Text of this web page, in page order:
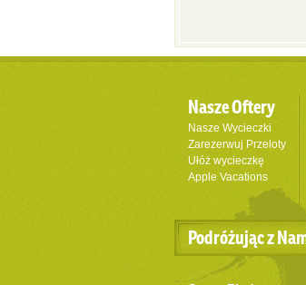
Nasze Oftery
Nasze Wycieczki
Zarezerwuj Przeloty
Ułóż wycieczkę
Apple Vacations
Podróżując z